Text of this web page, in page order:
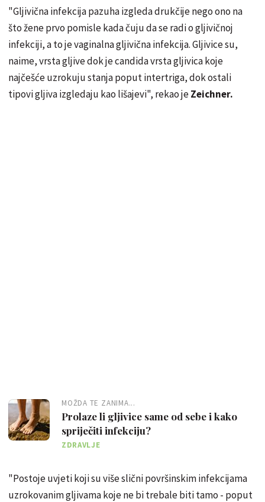
"Gljivična infekcija pazuha izgleda drukčije nego ono na
što žene prvo pomisle kada čuju da se radi o gljivičnoj
infekciji, a to je vaginalna gljivična infekcija. Gljivice su,
naime, vrsta gljive dok je candida vrsta gljivica koje
najčešće uzrokuju stanja poput intertriga, dok ostali
tipovi gljiva izgledaju kao lišajevi", rekao jeZeichner.
MOŽDA TE ZANIMA...
Prolaze li gljivice same od sebe i kako
spriječiti infekciju?
ZDRAVLJE
"Postoje uvjeti koji su više slični površinskim infekcijama
uzrokovanim gljivama koje ne bi trebale biti tamo - poput